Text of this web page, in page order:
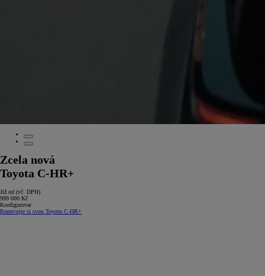
Zcela nová
Toyota C-HR+
Již od (vč. DPH)
999 000 Kč
Konfigurovat
Rezervujte si svou Toyotu C-HR+